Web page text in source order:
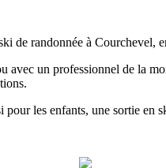
de randonnée à Courchevel,
avec un professionnel de la
pour les enfants, une sortie en